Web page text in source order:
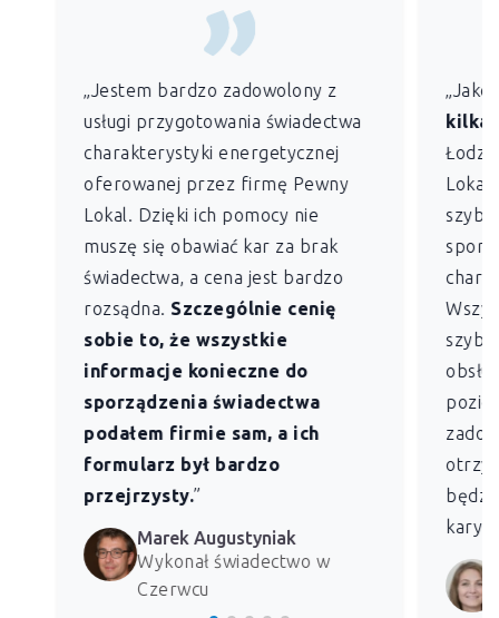
„Jestem bardzo zadowolony z
usługi przygotowania świadectwa
charakterystyki energetycznej
oferowanej przez firmę Pewny
Lokal. Dzięki ich pomocy nie
muszę się obawiać kar za brak
świadectwa, a cena jest bardzo
rozsądna. Szczególnie cenię
sobie to, że wszystkie
informacje konieczne do
sporządzenia świadectwa
podałem firmie sam, a ich
formularz był bardzo
przejrzysty.”
Marek Augustyniak
Wykonał świadectwo w
Czerwcu
„Jako
Łodzi)
Lokal
kary